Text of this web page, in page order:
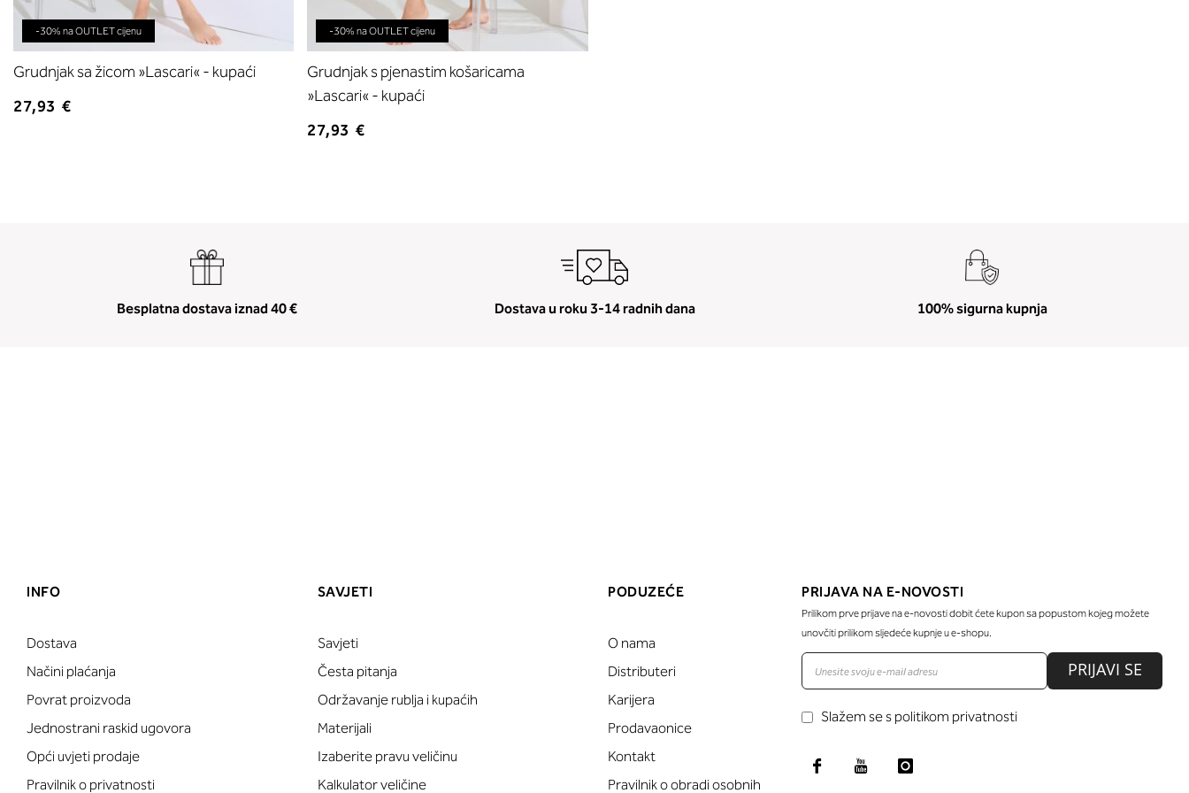
-30% na OUTLET cijenu
Grudnjak sa žicom »Lascari« - kupaći
27,93 €
-30% na OUTLET cijenu
Grudnjak s pjenastim košaricama
»Lascari« - kupaći
27,93 €
Besplatna dostava iznad 40 € Dostava u roku 3-14 radnih dana 100% sigurna kupnja
INFO
Dostava
Načini plaćanja
Povrat proizvoda
Jednostrani raskid ugovora
Opći uvjeti prodaje
Pravilnik o privatnosti
SAVJETI
Savjeti
Česta pitanja
Održavanje rublja i kupaćih
Materijali
Izaberite pravu veličinu
Kalkulator veličine
PODUZEĆE
O nama
Distributeri
Karijera
Prodavaonice
Kontakt
Pravilnik o obradi osobnih
PRIJAVA NA E-NOVOSTI
Prilikom prve prijave na e-novosti dobit ćete kupon sa popustom kojeg možete
unovčiti prilikom sljedeće kupnje u e-shopu.
PRIJAVI SE
Slažem se s politikom privatnosti